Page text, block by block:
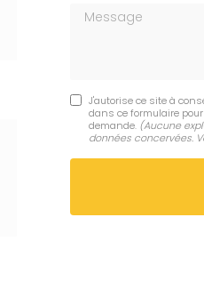
Message
J'autorise ce site à
dans ce formulaire
demande. (Aucune
données concervées.